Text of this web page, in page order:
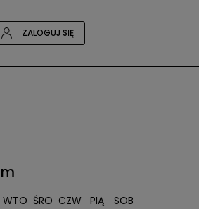
ZALOGUJ SIĘ
WTO ŚRO CZW PIĄ
SOB